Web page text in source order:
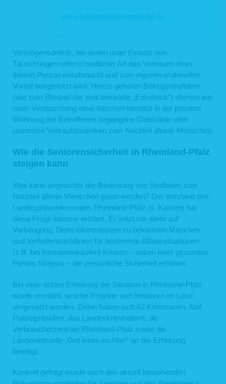
www.kriminalpraevention.rlp.de
Vermögensdelikte, bei denen unter Einsatz von
Täuschungen unterschiedlicher Art das Vertrauen einer
älteren Person missbraucht und zum eigenen materiellen
Vorteil ausgenutzt wird. Hierzu gehören Betrugsstraftaten
(wie zum Beispiel der weit bekannte „Enkeltrick“) ebenso wie
unter Vortäuschung einer falschen Identität in der privaten
Wohnung der Betroffenen begangene Diebstähle oder
unseriöse Verkaufspraktiken zum Nachteil älterer Menschen.
Wie die Seniorensicherheit in Rheinland-Pfalz
steigen kann
Was kann angesichts der Bedeutung von Straftaten zum
Nachteil älterer Menschen getan werden? Der Vorstand des
Landespräventionsrates Rheinland-Pfalz (s. Kasten) hat
diese Frage intensiv erörtert. Er setzt vor allem auf
Vorbeugung. Denn Informationen zu bekannten Maschen
und Verhaltensrichtlinien für bestimmte Alltagssituationen
(z.B. bei Interneteinkäufen) können – neben einer gesunden
Portion Skepsis – die persönliche Sicherheit erhöhen.
Bei einer ersten Erhebung der Situation in Rheinland-Pfalz
wurde ermittelt, welche Projekte und Initiativen im Land
umgesetzt werden. Dabei haben sich 62 Kommunen, fünf
Polizeipräsidien, das Landeskriminalamt, die
Verbraucherzentrale Rheinland-Pfalz sowie die
Landesleitstelle „Gut leben im Alter“ an der Erhebung
beteiligt.
Konkret gefragt wurde nach den aktuell bestehenden